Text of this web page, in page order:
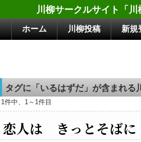
川柳サークルサイト「川
ホーム 川柳投稿 新規
タグに「いるはずだ」が含まれる
1件中、1～1件目
恋人は きっとそば